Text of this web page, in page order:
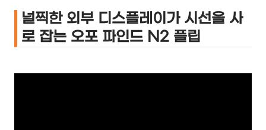
널찍한 외부 디스플레이가 시선을 사
로 잡는 오포 파인드 N2 플립